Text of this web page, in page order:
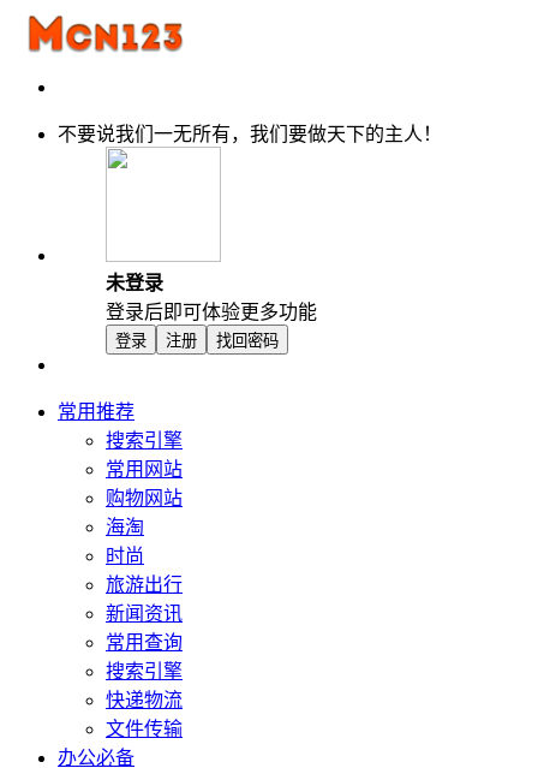
不要说我们一无所有，我们要做天下的主人！
未登录
登录后即可体验更多功能
登录 注册 找回密码
常用推荐
搜索引擎
常用网站
购物网站
海淘
时尚
旅游出行
新闻资讯
常用查询
搜索引擎
快递物流
文件传输
办公必备